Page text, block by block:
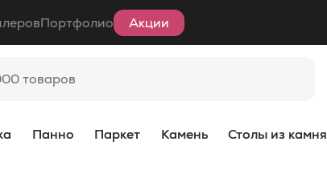
Портфолио Акции
Панно Паркет Камень Столы из камня